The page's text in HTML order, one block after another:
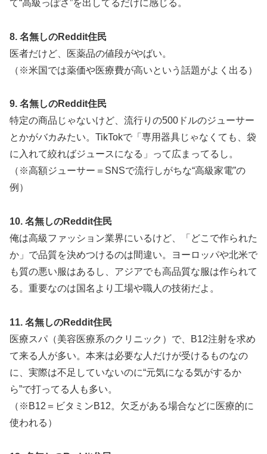
て“高級っぽさ”を出してるだけに感じる。
8. 名無しのReddit住民
医者だけど、医薬品の値段がやばい。
（※米国では薬価や医療費が高いという話題がよく出る）
9. 名無しのReddit住民
特定の商品じゃないけど、流行りの500ドルのジューサー
とかがバカみたい。TikTokで「専用器具じゃなくても、袋
に入れて絞ればジュースになる」って広まってるし。
（※高額ジューサー＝SNSで流行しがちな“高級家電”の
例）
10. 名無しのReddit住民
俺は高級ファッション業界にいるけど、「どこで作られた
か」で品質を決めつけるのは間違い。ヨーロッパや北米で
も質の悪い服はあるし、アジアでも高品質な服は作られて
る。重要なのは国名より工場や職人の技術だよ。
11. 名無しのReddit住民
医療スパ（美容医療系のクリニック）で、B12注射を求め
て来る人が多い。本来は必要な人だけが受けるものなの
に、実際は不足していないのに“元気になる気がするか
ら”で打ってる人も多い。
（※B12＝ビタミンB12。欠乏がある場合などに医療的に
使われる）